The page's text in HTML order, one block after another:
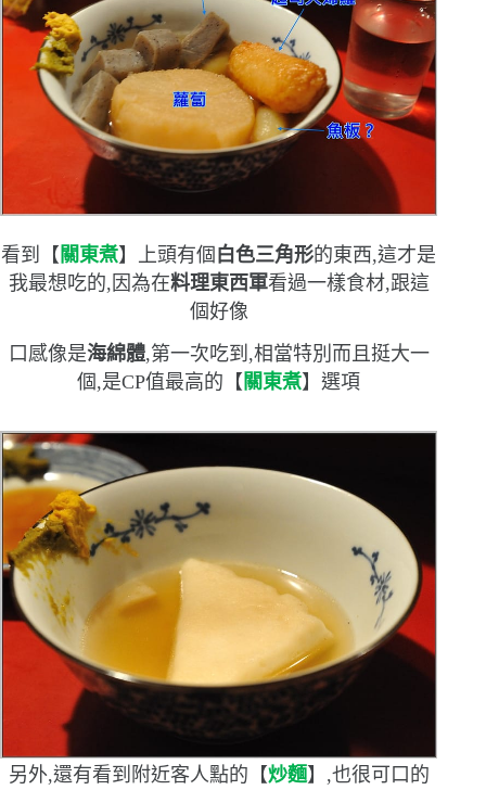
看到【 關東煮】上頭有個 白色三角形的東西,這才是
我最想吃的,因為在料理東西軍看過一樣食材,跟這
個好像
口感像是海綿體,第一次吃到,相當特別 而且挺大一
個,是CP值最高的【 關東煮】選項
另外,還有看到附近客人點的【炒麵】,也很可口的